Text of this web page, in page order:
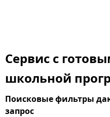
Сервис с
школьной
Поисковые фильтры
запрос